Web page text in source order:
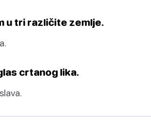
u tri različite zemlje.
crtanog lika.